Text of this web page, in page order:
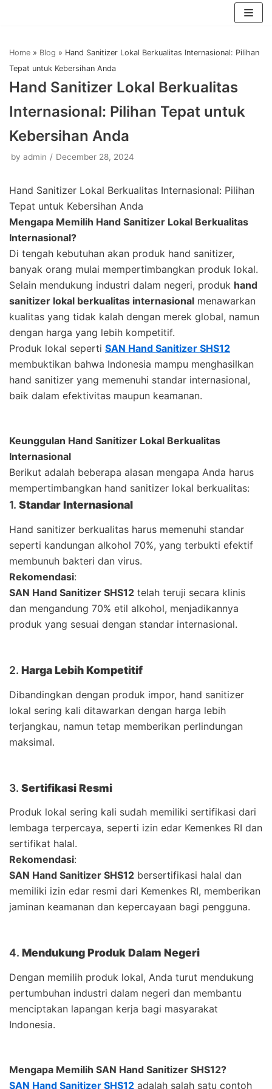
to
content
Home » Blog » Hand Sanitizer Lokal Berkualitas Internasional: Pilihan
Tepat untuk Kebersihan Anda
Hand Sanitizer Lokal Berkualitas
Internasional: Pilihan Tepat untuk
Kebersihan Anda
by admin December 28, 2024
Hand Sanitizer Lokal Berkualitas Internasional: Pilihan
Tepat untuk Kebersihan Anda
Mengapa Memilih Hand Sanitizer Lokal Berkualitas
Internasional?
Di tengah kebutuhan akan produk hand sanitizer,
banyak orang mulai mempertimbangkan produk lokal.
Selain mendukung industri dalam negeri, produk hand
sanitizer lokal berkualitas internasional menawarkan
kualitas yang tidak kalah dengan merek global, namun
dengan harga yang lebih kompetitif.
Produk lokal seperti SAN Hand Sanitizer SHS12
membuktikan bahwa Indonesia mampu menghasilkan
hand sanitizer yang memenuhi standar internasional,
baik dalam efektivitas maupun keamanan.
Keunggulan Hand Sanitizer Lokal Berkualitas
Internasional
Berikut adalah beberapa alasan mengapa Anda harus
mempertimbangkan hand sanitizer lokal berkualitas:
1. Standar Internasional
Hand sanitizer berkualitas harus memenuhi standar
seperti kandungan alkohol 70%, yang terbukti efektif
membunuh bakteri dan virus.
Rekomendasi:
SAN Hand Sanitizer SHS12 telah teruji secara klinis
dan mengandung 70% etil alkohol, menjadikannya
produk yang sesuai dengan standar internasional.
2. Harga Lebih Kompetitif
Dibandingkan dengan produk impor, hand sanitizer
lokal sering kali ditawarkan dengan harga lebih
terjangkau, namun tetap memberikan perlindungan
maksimal.
3. Sertifikasi Resmi
Produk lokal sering kali sudah memiliki sertifikasi dari
lembaga terpercaya, seperti izin edar Kemenkes RI dan
sertifikat halal.
Rekomendasi:
SAN Hand Sanitizer SHS12 bersertifikasi halal dan
memiliki izin edar resmi dari Kemenkes RI, memberikan
jaminan keamanan dan kepercayaan bagi pengguna.
4. Mendukung Produk Dalam Negeri
Dengan memilih produk lokal, Anda turut mendukung
pertumbuhan industri dalam negeri dan membantu
menciptakan lapangan kerja bagi masyarakat
Indonesia.
Mengapa Memilih SAN Hand Sanitizer SHS12?
SAN Hand Sanitizer SHS12 adalah salah satu contoh